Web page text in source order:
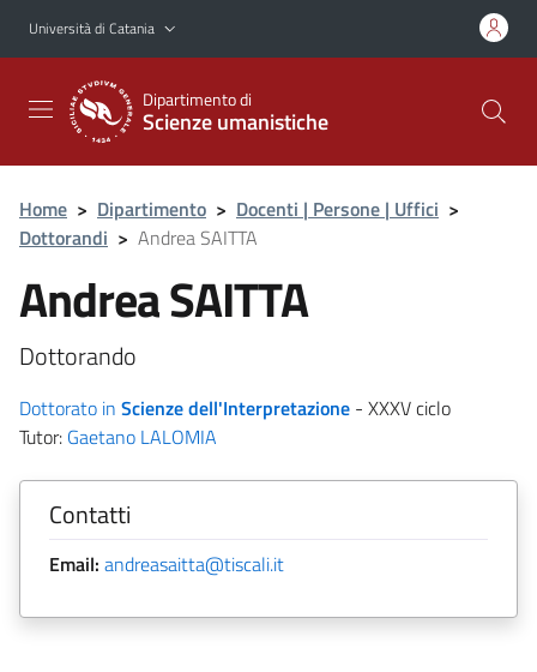
Vai al contenuto principale
Vai al menu di navigazione
Università di Catania
Dipartimento di
Scienze umanistiche
Home > Dipartimento > Docenti | Persone | Uffici >
Dottorandi > Andrea SAITTA
Andrea SAITTA
Dottorando
Dottorato in Scienze dell'Interpretazione - XXXV ciclo
Tutor: Gaetano LALOMIA
Contatti
Email: andreasaitta@tiscali.it